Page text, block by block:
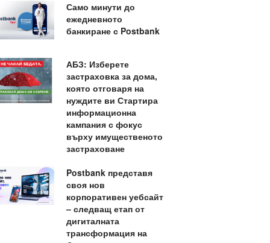
Само минути до
ежедневното
банкиране с Postbank
АБЗ: Изберете
застраховка за дома,
която отговаря на
нуждите ви Стартира
информационна
кампания с фокус
върху имущественото
застраховане
Postbank представя
своя нов
корпоративен уебсайт
– следващ етап от
дигиталната
трансформация на